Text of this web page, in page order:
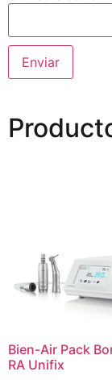
Bien-Air Pack
RA Unifix